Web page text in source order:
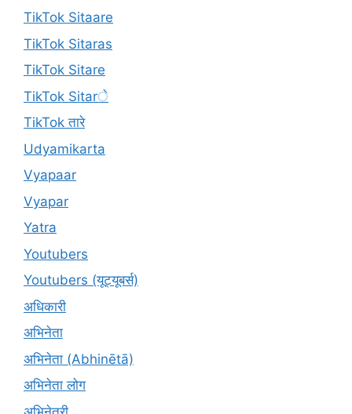
TikTok Sitaare
TikTok Sitaras
TikTok Sitare
TikTok Sitarे
TikTok तारे
Udyamikarta
Vyapaar
Vyapar
Yatra
Youtubers
Youtubers (यूट्यूबर्स)
अधिकारी
अभिनेता
अभिनेता (Abhinētā)
अभिनेता लोग